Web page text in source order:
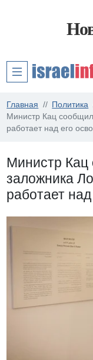
Главная
Политика
Министр Кац
работает над его
Министр
заложника
работает